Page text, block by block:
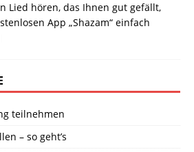
Lied hören, das Ihnen gut gefällt,
App „Shazam“ einfach
teilnehmen
– so geht’s